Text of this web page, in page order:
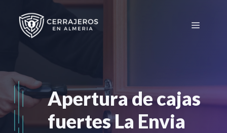
contenido
Menú
Apertura de cajas
fuertes La Envia